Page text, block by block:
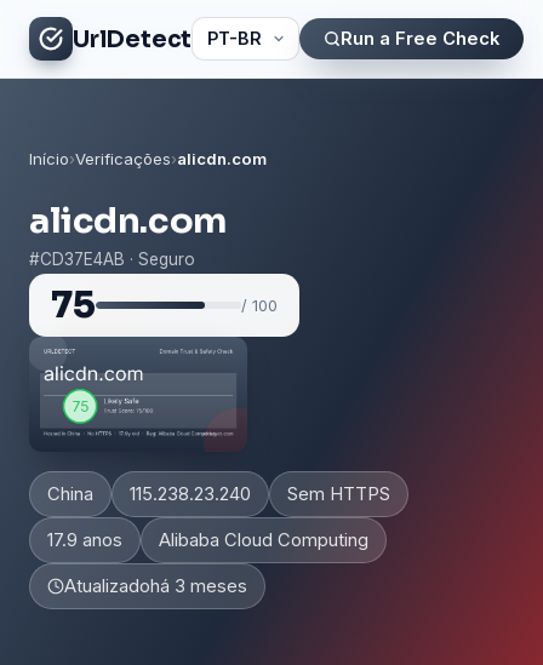
UrlDetect Run a Free Check
Início›Verificações›alicdn.com
alicdn.com
#CD37E4AB · Seguro
75 / 100
China 115.238.23.240 Sem HTTPS
17.9 anos Alibaba Cloud Computing
Atualizadohá 3 meses